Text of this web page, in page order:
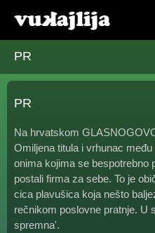
PR
PR
Na hrvatskom
Omiljena titula i vrhunac
onima kojima se bespotrebno
postali firma za sebe. To je
cica plavušica koja nešto
rečnikom poslovne pratnje. U
spremna'.